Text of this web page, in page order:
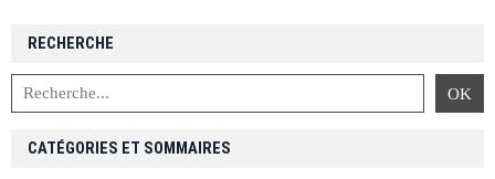
RECHERCHE
CATÉGORIES ET SOMMAIRES